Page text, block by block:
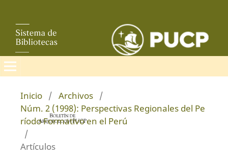
Inicio / Archivos /
Núm. 2 (1998): Perspectivas Regionales del Pe
ríodo Formativo en el Perú
/
Artículos